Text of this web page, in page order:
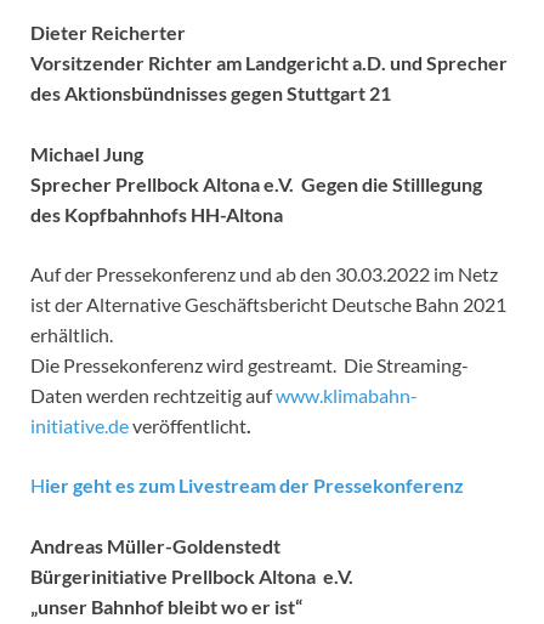
Dieter Reicherter
Vorsitzender Richter am Landgericht a.D. und Sprecher
des Aktionsbündnisses gegen Stuttgart 21
Michael Jung
Sprecher Prellbock Altona e.V. Gegen die Stilllegung
des Kopfbahnhofs HH-Altona
Auf der Pressekonferenz und ab den 30.03.2022 im Netz
ist der Alternative Geschäftsbericht Deutsche Bahn 2021
erhältlich.
Die Pressekonferenz wird gestreamt. Die Streaming-
Daten werden rechtzeitig aufwww.klimabahn-
initiative.deveröffentlicht.
Hier geht es zum Livestream der Pressekonferenz
Andreas Müller-Goldenstedt
Bürgerinitiative Prellbock Altona e.V.
„unser Bahnhof bleibt wo er ist“